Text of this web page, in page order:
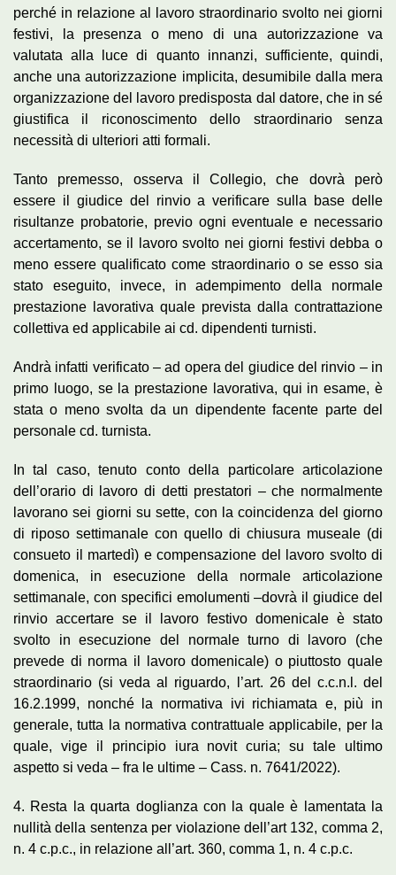
perché in relazione al lavoro straordinario svolto nei giorni
festivi, la presenza o meno di una autorizzazione va
valutata alla luce di quanto innanzi, sufficiente, quindi,
anche una autorizzazione implicita, desumibile dalla mera
organizzazione del lavoro predisposta dal datore, che in sé
giustifica il riconoscimento dello straordinario senza
necessità di ulteriori atti formali.
Tanto premesso, osserva il Collegio, che dovrà però
essere il giudice del rinvio a verificare sulla base delle
risultanze probatorie, previo ogni eventuale e necessario
accertamento, se il lavoro svolto nei giorni festivi debba o
meno essere qualificato come straordinario o se esso sia
stato eseguito, invece, in adempimento della normale
prestazione lavorativa quale prevista dalla contrattazione
collettiva ed applicabile ai cd. dipendenti turnisti.
Andrà infatti verificato – ad opera del giudice del rinvio – in
primo luogo, se la prestazione lavorativa, qui in esame, è
stata o meno svolta da un dipendente facente parte del
personale cd. turnista.
In tal caso, tenuto conto della particolare articolazione
dell’orario di lavoro di detti prestatori – che normalmente
lavorano sei giorni su sette, con la coincidenza del giorno
di riposo settimanale con quello di chiusura museale (di
consueto il martedì) e compensazione del lavoro svolto di
domenica, in esecuzione della normale articolazione
settimanale, con specifici emolumenti –dovrà il giudice del
rinvio accertare se il lavoro festivo domenicale è stato
svolto in esecuzione del normale turno di lavoro (che
prevede di norma il lavoro domenicale) o piuttosto quale
straordinario (si veda al riguardo, l’art. 26 del c.c.n.l. del
16.2.1999, nonché la normativa ivi richiamata e, più in
generale, tutta la normativa contrattuale applicabile, per la
quale, vige il principio iura novit curia; su tale ultimo
aspetto si veda – fra le ultime – Cass. n. 7641/2022).
4. Resta la quarta doglianza con la quale è lamentata la
nullità della sentenza per violazione dell’art 132, comma 2,
n. 4 c.p.c., in relazione all’art. 360, comma 1, n. 4 c.p.c.